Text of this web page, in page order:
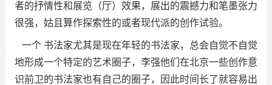
者的抒情性和展览（厅）效果，展出的震撼力和笔墨张力
很强，姑且算作探索性的或者现代派的创作试验。
一个 书法家尤其是现在年轻的书法家，总会自觉不自觉
地形成一个特定的艺术圈子，李强他们在北京一些创作意
识前卫的书法家也有自己的圈子，因此时间长了就容易出